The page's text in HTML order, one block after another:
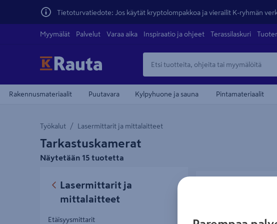
Tietoturvatiedote: Jos käytät kryptolompakkoa ja vierailit K-ryhmän
Myymälät Palvelut Varaa aika Inspiraatio ja ohjeet Terassilaskuri
Rakennusmateriaalit Puutavara Kylpyhuone ja sauna Pintamateriaalit
Työkalut Lasermittarit ja mittalaitteet
Tarkastuskamerat
Näytetään 15 tuotetta
Lasermittarit ja
mittalaitteet
Etäisyysmittarit
Tarkastuskamera Bosch